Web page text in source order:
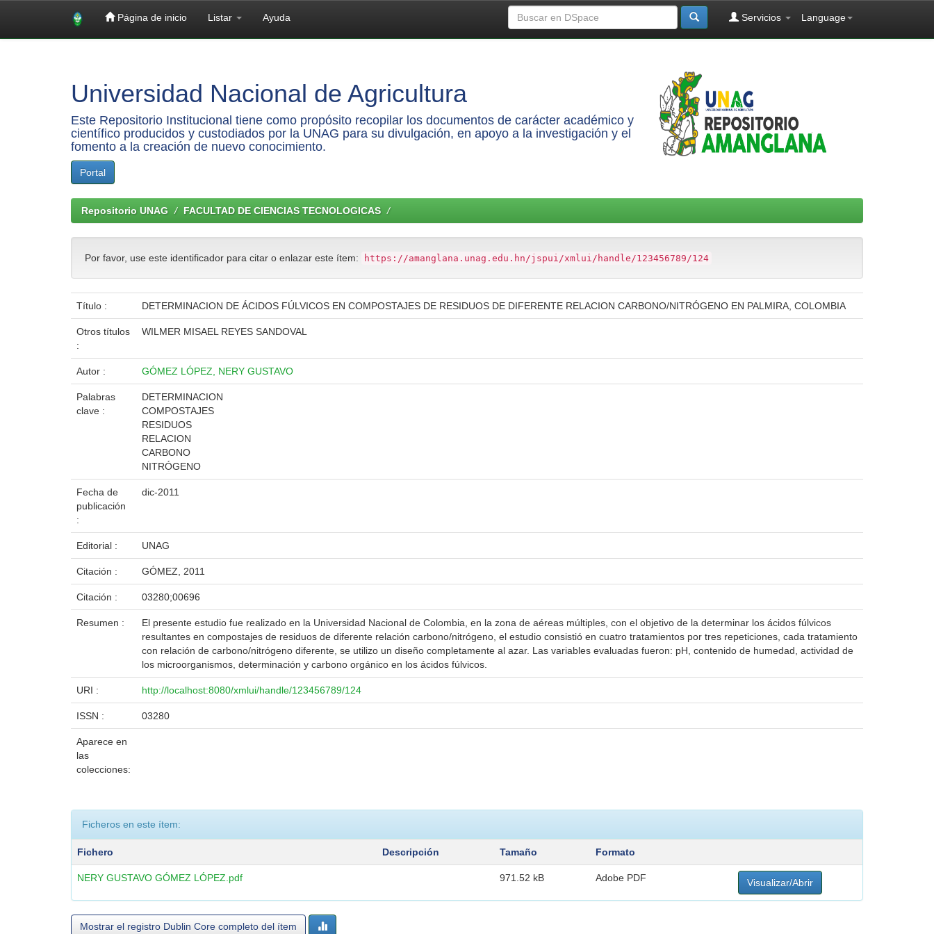
Página de inicio Listar Ayuda Language
Servicios
Universidad Nacional de Agricultura
Este Repositorio Institucional tiene como propósito recopilar los documentos de carácter académico y
científico producidos y custodiados por la UNAG para su divulgación, en apoyo a la investigación y el
fomento a la creación de nuevo conocimiento.
Portal
Repositorio UNAG FACULTAD DE CIENCIAS TECNOLOGICAS
Por favor, use este identificador para citar o enlazar este ítem: https://amanglana.unag.edu.hn/jspui/xmlui/handle/123456789/124
Título : DETERMINACION DE ÁCIDOS FÚLVICOS EN COMPOSTAJES DE RESIDUOS DE DIFERENTE RELACION CARBONO/NITRÓGENO EN PALMIRA, COLOMBIA
Otros títulos
:
WILMER MISAEL REYES SANDOVAL
Autor : GÓMEZ LÓPEZ, NERY GUSTAVO
Palabras
clave :
DETERMINACION
COMPOSTAJES
RESIDUOS
RELACION
CARBONO
NITRÓGENO
Fecha de
publicación
:
dic-2011
Editorial : UNAG
Citación : GÓMEZ, 2011
Citación : 03280;00696
Resumen :
El presente estudio fue realizado en la Universidad Nacional de Colombia, en la zona de aéreas múltiples, con el objetivo de la determinar los ácidos fúlvicos
resultantes en compostajes de residuos de diferente relación carbono/nitrógeno, el estudio consistió en cuatro tratamientos por tres repeticiones, cada tratamiento
con relación de carbono/nitrógeno diferente, se utilizo un diseño completamente al azar. Las variables evaluadas fueron: pH, contenido de humedad, actividad de
los microorganismos, determinación y carbono orgánico en los ácidos fúlvicos.
URI : http://localhost:8080/xmlui/handle/123456789/124
ISSN : 03280
Aparece en
las
colecciones:
Ficheros en este ítem:
Fichero Descripción Tamaño Formato
NERY GUSTAVO GÓMEZ LÓPEZ.pdf 971.52 kB Adobe PDF Visualizar/Abrir
Mostrar el registro Dublin Core completo del ítem